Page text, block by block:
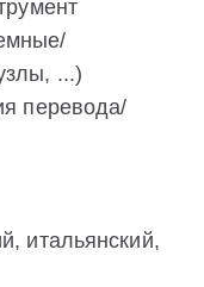
...)
перевода/
итальянский,